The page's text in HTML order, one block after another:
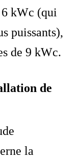
6 kWc (qui
puissants),
de 9 kWc.
de
la